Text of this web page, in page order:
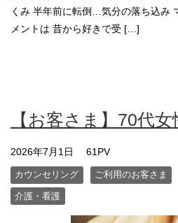
くみ 半年前に転倒…気分の落ち込み
メントは 昔から好きで受 […]
【お客さま】70代
2026年7月1日 61PV
カウンセリング ご利用のお客さま
介護・看護